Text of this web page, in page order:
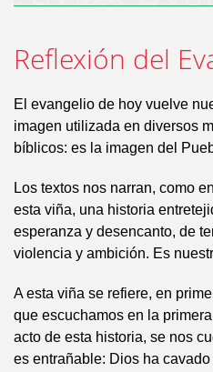
Reflexión del
El evangelio de hoy vuelve
imagen utilizada en diversos
bíblicos: es la imagen del
Los textos nos narran, como
esta viña, una historia
esperanza y desencanto, de
violencia y ambición. Es
A esta viña se refiere, en
que escuchamos en la
acto de esta historia, se nos
es entrañable: Dios ha